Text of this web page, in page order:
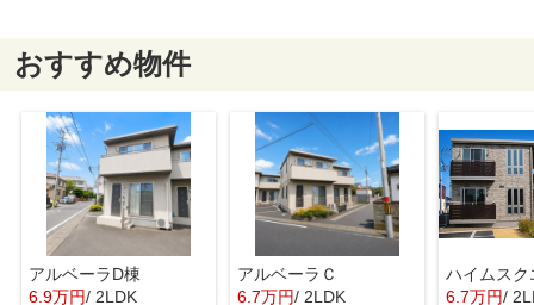
おすすめ物件
アルベーラD棟
6.9万円/ 2LDK
アルベーラＣ
6.7万円/ 2LDK 6.7万円/